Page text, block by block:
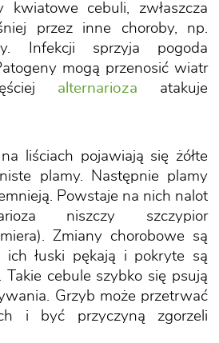
kwiatowe cebuli, zwłaszcza
przez inne choroby, np.
Infekcji sprzyja pogoda
mogą przenosić wiatr
alternarioza atakuje
liściach pojawiają się żółte
plamy. Następnie plamy
Powstaje na nich nalot
niszczy szczypior
Zmiany chorobowe są
łuski pękają i pokryte są
Takie cebule szybko się psują
Grzyb może przetrwać
i być przyczyną zgorzeli